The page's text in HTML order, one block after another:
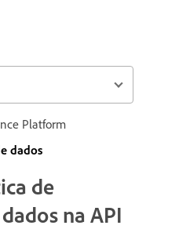
Platform
dados
de
na API